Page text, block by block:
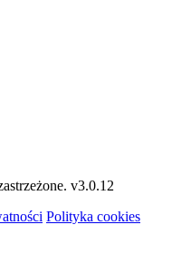
v3.0.12
Polityka cookies